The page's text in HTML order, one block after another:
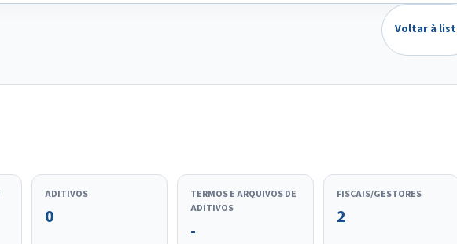
Voltar à
ADITIVOS
0
TERMOS E ARQUIVOS DE
ADITIVOS
-
FISCAIS/GESTORES
2